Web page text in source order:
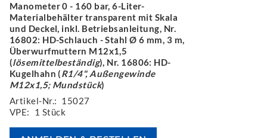
Manometer 0 - 160 bar, 6-Liter-
Materialbehälter transparent mit Skala
und Deckel, inkl. Betriebsanleitung, Nr.
16802: HD-Schlauch - Stahl Ø 6 mm, 3 m,
Überwurfmuttern M12x1,5
(lösemittelbeständig), Nr. 16806: HD-
Kugelhahn (R1/4", Außengewinde
M12x1,5; Mundstück)
Artikel-Nr.: 15027
VPE:
1 Stück